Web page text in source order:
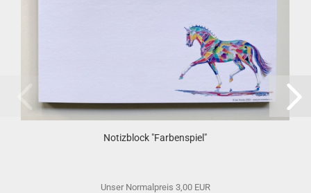
Notizblock "Farbenspiel"
Unser Normalpreis 3,00 EUR